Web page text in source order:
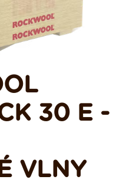
30 E -
VLNY